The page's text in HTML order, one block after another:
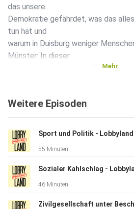
das unsere
Demokratie gefährdet, was das
tun hat und
warum in Duisburg weniger
Münster: In dieser
Folge! ----- Lobbyland -
neu! Folgt jetzt Lobbyland auch auf
Lobbyland Talk, dazu Lesungen und
https://bit.ly/3mWndoP Vernetzt
https://lobbyland.de https://
https://facebook.com/
https://www.instagram.com/
Marco - Host https://twitter.com/
Mehr
Weitere Episoden
Sport und Politik -
55 Minuten
Sozialer Kahlschlag -
46 Minuten